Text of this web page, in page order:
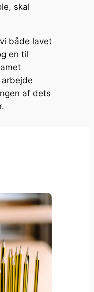
skal
både lavet
en til
arbejde
af dets